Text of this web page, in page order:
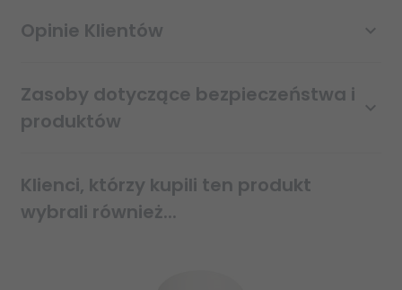
Opinie Klientów
Zasoby dotyczące bezpieczeństwa i
produktów
Klienci, którzy kupili ten produkt
wybrali również...